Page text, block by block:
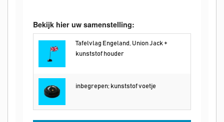
Bekijk hier uw samenstelling:
Tafelvlag Engeland, Union Jack +
kunststof houder
inbegrepen; kunststof voetje